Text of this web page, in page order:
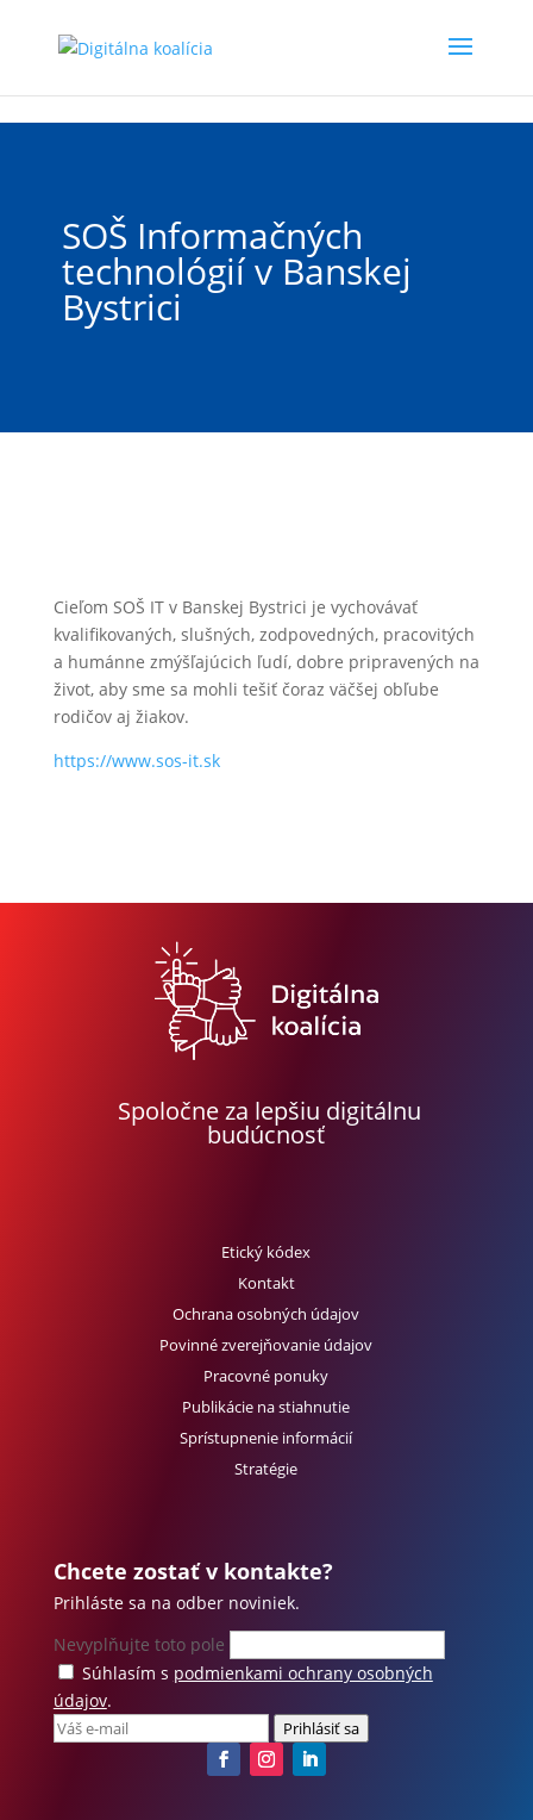
SOŠ Informačných
technológií v Banskej
Bystrici
Cieľom SOŠ IT v Banskej Bystrici je vychovávať
kvalifikovaných, slušných, zodpovedných, pracovitých
a humánne zmýšľajúcich ľudí, dobre pripravených na
život, aby sme sa mohli tešiť čoraz väčšej obľube
rodičov aj žiakov.
https://www.sos-it.sk
Spoločne za lepšiu digitálnu
budúcnosť
Etický kódex
Kontakt
Ochrana osobných údajov
Povinné zverejňovanie údajov
Pracovné ponuky
Publikácie na stiahnutie
Sprístupnenie informácií
Stratégie
Chcete zostať v kontakte?
Prihláste sa na odber noviniek.
Nevyplňujte toto pole
Súhlasím s podmienkami ochrany osobných
údajov.
Prihlásiť sa